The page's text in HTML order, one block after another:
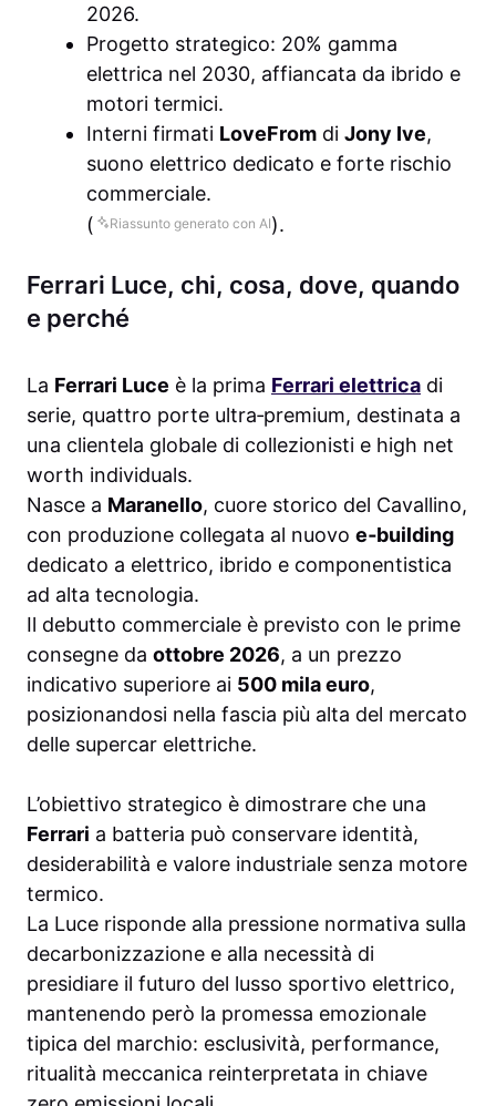
2026.
Progetto strategico: 20% gamma
elettrica nel 2030, affiancata da ibrido e
motori termici.
Interni firmati LoveFrom di Jony Ive,
suono elettrico dedicato e forte rischio
commerciale.
(
Riassunto generato con AI).
Ferrari Luce, chi, cosa, dove, quando
e perché
La Ferrari Luce è la prima Ferrari elettrica di
serie, quattro porte ultra‑premium, destinata a
una clientela globale di collezionisti e high net
worth individuals.
Nasce a Maranello, cuore storico del Cavallino,
con produzione collegata al nuovo e‑building
dedicato a elettrico, ibrido e componentistica
ad alta tecnologia.
Il debutto commerciale è previsto con le prime
consegne da ottobre 2026, a un prezzo
indicativo superiore ai 500 mila euro,
posizionandosi nella fascia più alta del mercato
delle supercar elettriche.
L’obiettivo strategico è dimostrare che una
Ferrari a batteria può conservare identità,
desiderabilità e valore industriale senza motore
termico.
La Luce risponde alla pressione normativa sulla
decarbonizzazione e alla necessità di
presidiare il futuro del lusso sportivo elettrico,
mantenendo però la promessa emozionale
tipica del marchio: esclusività, performance,
ritualità meccanica reinterpretata in chiave